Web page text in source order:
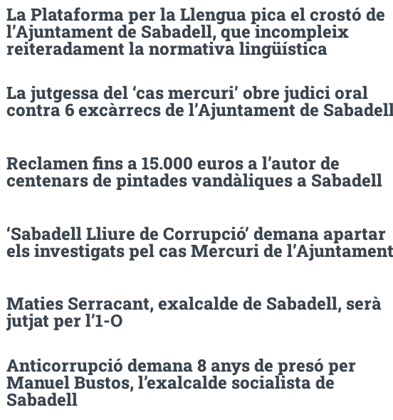
La Plataforma per la Llengua pica el crostó de
l’Ajuntament de Sabadell, que incompleix
reiteradament la normativa lingüística
La jutgessa del ‘cas mercuri’ obre judici oral
contra 6 excàrrecs de l’Ajuntament de
Reclamen fins a 15.000 euros a l’autor de
centenars de pintades vandàliques a Sabadell
‘Sabadell Lliure de Corrupció’ demana apartar
els investigats pel cas Mercuri de l’Ajuntament
Maties Serracant, exalcalde de Sabadell, serà
jutjat per l’1-O
Anticorrupció demana 8 anys de presó per
Manuel Bustos, l’exalcalde socialista de
Sabadell